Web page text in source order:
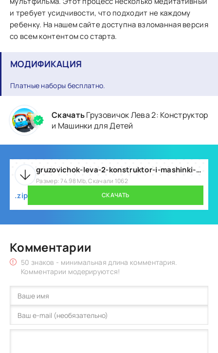
и требует усидчивости, что подходит не каждому
ребенку. На нашем сайте доступна взломанная версия
со всем контентом со старта.
МОДИФИКАЦИЯ
Платные наборы бесплатно.
СкачатьГрузовичок Лева 2: Конструктор
и Машинки для Детей
gruzovichok-leva-2-konstruktor-i-mashinki-v1-0-31-mod.zip
Размер: 74.98 Mb, Скачали 1062
.zip СКАЧАТЬ
Комментарии
50 знаков - минимальная длина комментария.
Комментарии модерируются!